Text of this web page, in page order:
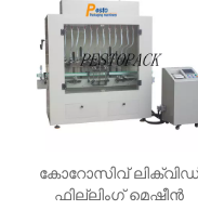
കോറോസിവ് ലിക്വിഡ്
ഫില്ലിംഗ് മെഷീൻ